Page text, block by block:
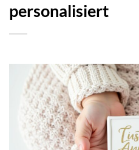
personalisiert